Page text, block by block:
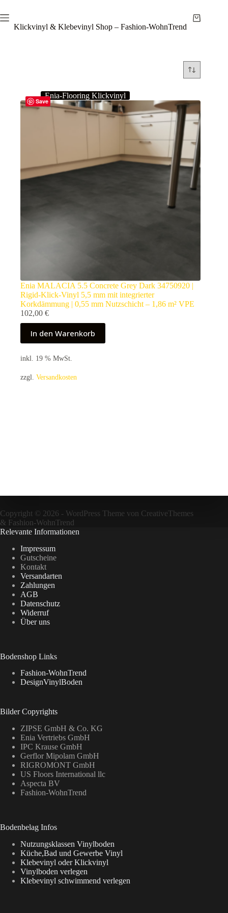
Inhalt
springenKlickvinyl & Klebevinyl Shop – Fashion-WohnTrend
Warenkorb
Save
Enia-Flooring Klickvinyl
Enia MALACIA 5.5 Concrete Grey Dark 34750920 |
Rigid-Klick-Vinyl 5,5 mm mit integrierter
Korkdämmung | 0,55 mm Nutzschicht – 1,86 m² VPE
102,00 €
In den Warenkorb
inkl. 19 % MwSt.
zzgl. Versandkosten
Copyright © 2026 - WordPress Theme von CreativeThemes
& Fashion-WohnTrend
Relevante Informationen
Impressum
Gutscheine
Kontakt
Versandarten
Zahlungen
AGB
Datenschutz
Widerruf
Über uns
Bodenshop Links
Fashion-WohnTrend
DesignVinylBoden
Bilder Copyrights
ZIPSE GmbH & Co. KG
Enia Vertriebs GmbH
IPC Krause GmbH
Gerflor Mipolam GmbH
RIGROMONT GmbH
US Floors International llc
Aspecta BV
Fashion-WohnTrend
Bodenbelag Infos
Nutzungsklassen Vinylboden
Küche,Bad und Gewerbe Vinyl
Klebevinyl oder Klickvinyl
Vinylboden verlegen
Klebevinyl schwimmend verlegen